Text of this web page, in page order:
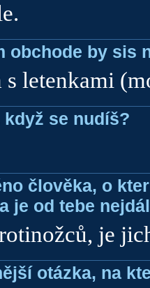
obchode by sis
letenkami
když se nudíš?
člověka, o
je od tebe
je
otázka, na